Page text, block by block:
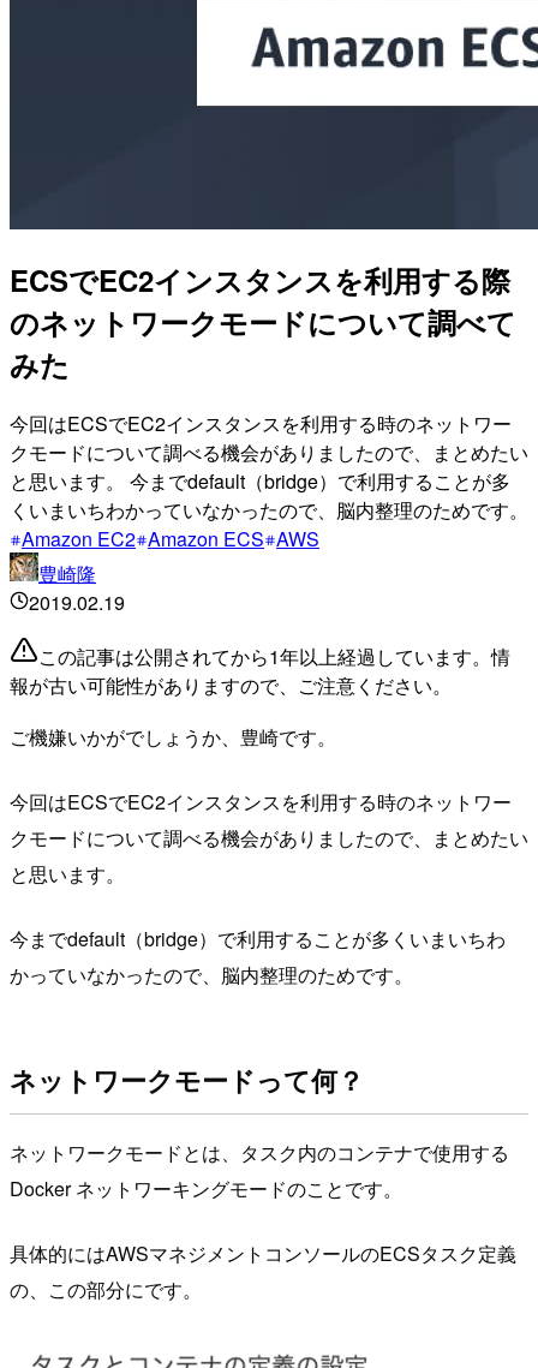
ECSでEC2インスタンスを利用する際
のネットワークモードについて調べて
みた
今回はECSでEC2インスタンスを利用する時のネットワー
クモードについて調べる機会がありましたので、まとめたい
と思います。 今までdefault（bridge）で利用することが多
くいまいちわかっていなかったので、脳内整理のためです。
Amazon EC2 Amazon ECS AWS
豊崎隆
2019.02.19
この記事は公開されてから1年以上経過しています。情
報が古い可能性がありますので、ご注意ください。
ご機嫌いかがでしょうか、豊崎です。
今回はECSでEC2インスタンスを利用する時のネットワー
クモードについて調べる機会がありましたので、まとめたい
と思います。
今までdefault（bridge）で利用することが多くいまいちわ
かっていなかったので、脳内整理のためです。
ネットワークモードって何？
ネットワークモードとは、タスク内のコンテナで使用する
Docker ネットワーキングモードのことです。
具体的にはAWSマネジメントコンソールのECSタスク定義
の、この部分にです。